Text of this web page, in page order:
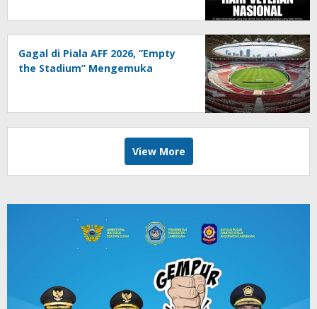
Gagal di Piala AFF 2026, ”Empty
the Stadium” Mengemuka
View More